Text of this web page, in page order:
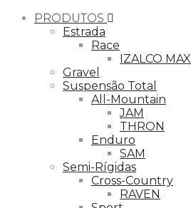
PRODUTOS
Estrada
Race
IZALCO MAX
Gravel
Suspensão Total
All-Mountain
JAM
THRON
Enduro
SAM
Semi-Rígidas
Cross-Country
RAVEN